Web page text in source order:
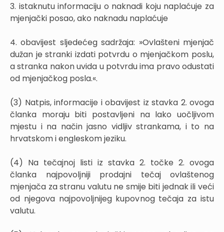
3. istaknutu informaciju o naknadi koju naplaćuje za
mjenjački posao, ako naknadu naplaćuje
4. obavijest sljedećeg sadržaja: »Ovlašteni mjenjač
dužan je stranki izdati potvrdu o mjenjačkom poslu,
a stranka nakon uvida u potvrdu ima pravo odustati
od mjenjačkog posla.«.
(3) Natpis, informacije i obavijest iz stavka 2. ovoga
članka moraju biti postavljeni na lako uočljivom
mjestu i na način jasno vidljiv strankama, i to na
hrvatskom i engleskom jeziku.
(4) Na tečajnoj listi iz stavka 2. točke 2. ovoga
članka najpovoljniji prodajni tečaj ovlaštenog
mjenjača za stranu valutu ne smije biti jednak ili veći
od njegova najpovoljnijeg kupovnog tečaja za istu
valutu.